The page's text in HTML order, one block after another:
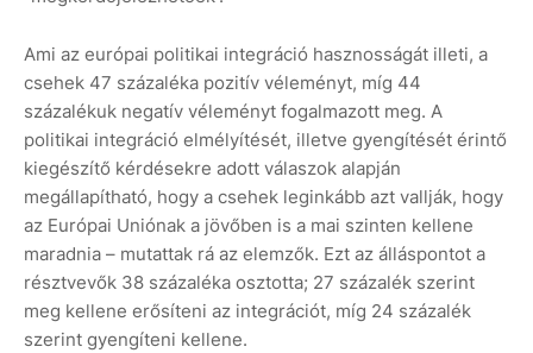
Ami az európai politikai integráció hasznosságát illeti, a
csehek 47 százaléka pozitív véleményt, míg 44
százalékuk negatív véleményt fogalmazott meg. A
politikai integráció elmélyítését, illetve gyengítését érintő
kiegészítő kérdésekre adott válaszok alapján
megállapítható, hogy a csehek leginkább azt vallják, hogy
az Európai Uniónak a jövőben is a mai szinten kellene
maradnia – mutattak rá az elemzők. Ezt az álláspontot a
résztvevők 38 százaléka osztotta; 27 százalék szerint
meg kellene erősíteni az integrációt, míg 24 százalék
szerint gyengíteni kellene.